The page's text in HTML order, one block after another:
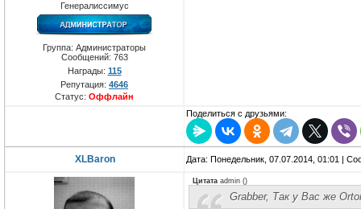
Генералиссимус
Группа: Администраторы
Сообщений: 763
Награды: 115
Репутация: 4646
Статус: Оффлайн
Поделиться с друзьями:
XLBaron Дата: Понедельник, 07.07.2014, 01:01 |
Цитата admin ()
Grabber, Так у Вас же